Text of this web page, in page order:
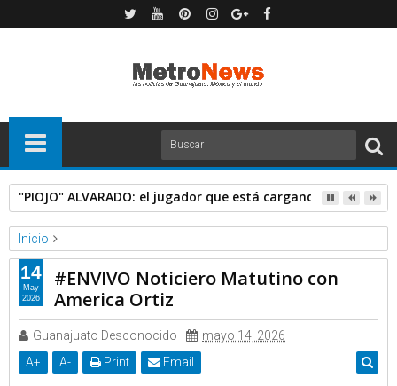
"PIOJO" ALVARADO: el jugador que está cargando con
Inicio
Expresa TV
Videos
#ENVIVO Noticiero Matutino con America Ortiz
#ENVIVO Noticiero Matutino con
America Ortiz
Guanajuato Desconocido
mayo 14, 2026
A+ A- Print Email
14
May
2026